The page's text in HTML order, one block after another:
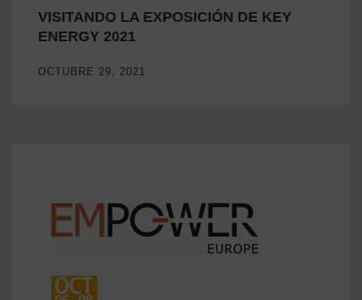
VISITANDO LA EXPOSICIÓN DE KEY
ENERGY 2021
OCTUBRE 29, 2021